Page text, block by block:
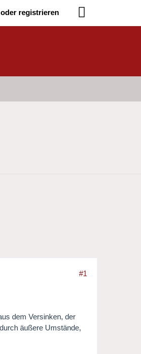
registrieren
#1
dem Versinken, der
äußere Umstände,